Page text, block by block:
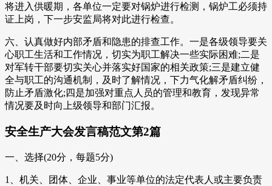
将进入供暖期，各单位一定要对锅炉进行检测，锅炉工必须持
证上岗，下一步安监局将对此进行检查。
六、认真做好内部矛盾和隐患的排查工作。一是各级领导要关
心职工生活和工作情况，切实为职工解决一些实际困难;二是
对军转干部要切实关心并落实好国家的相关政策;三是建立健
全与职工的沟通机制，及时了解情况，下力气化解矛盾纠纷，
防止矛盾激化;四是加强对重点人员的管理和教育，发现异常
情况要及时向上级领导和部门汇报。
安全生产大会发言稿范文第2篇
一、选择(20分，每题5分)
1、机关、团体、企业、事业等单位的法定代表人或主要负责